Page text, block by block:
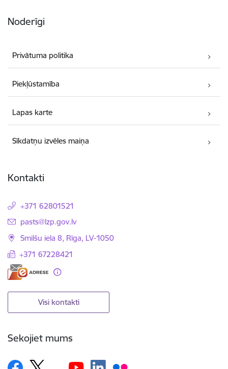
Noderīgi
Privātuma politika
Piekļūstamība
Lapas karte
Sīkdatņu izvēles maiņa
Kontakti
+371 62801521
E-pasts:
pasts@lzp.gov.lv
Smilšu iela 8, Rīga, LV-1050
+371 67228421
Visi kontakti
Sekojiet mums